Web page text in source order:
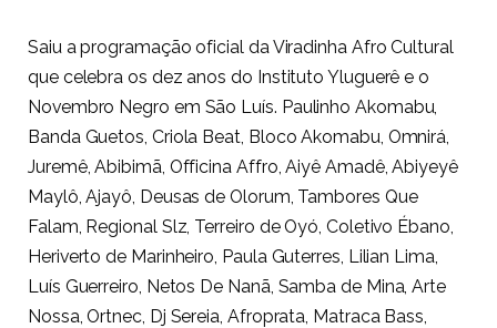
Saiu a programação oficial da Viradinha Afro Cultural
que celebra os dez anos do Instituto Yluguerê e o
Novembro Negro em São Luís. Paulinho Akomabu,
Banda Guetos, Criola Beat, Bloco Akomabu, Omnirá,
Juremê, Abibimã, Officina Affro, Aiyê Amadê, Abiyeyê
Maylô, Ajayô, Deusas de Olorum, Tambores Que
Falam, Regional Slz, Terreiro de Oyó, Coletivo Ébano,
Heriverto de Marinheiro, Paula Guterres, Lilian Lima,
Luís Guerreiro, Netos De Nanã, Samba de Mina, Arte
Nossa, Ortnec, Dj Sereia, Afroprata, Matraca Bass,